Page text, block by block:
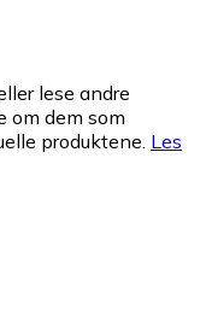
lese andre
om dem som
produktene. Les